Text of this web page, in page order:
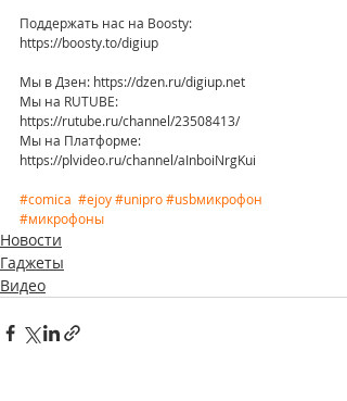
Поддержать нас на Boosty:
https://boosty.to/digiup
Мы в Дзен: https://dzen.ru/digiup.net
Мы на RUTUBE:
https://rutube.ru/channel/23508413/
Мы на Платформе:
https://plvideo.ru/channel/aInboiNrgKui
#comica #ejoy#unipro#usbмикрофон
#микрофоны
Новости
Гаджеты
Видео